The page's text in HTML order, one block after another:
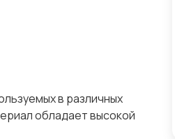
в различных
обладает высокой